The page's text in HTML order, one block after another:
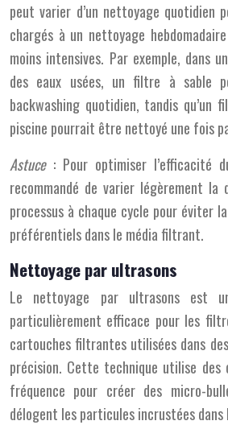
peut varier d’un nettoyage quotidien
chargés à un nettoyage
moins intensives. Par exemple, dans
des eaux usées, un filtre à sable
backwashing quotidien, tandis qu’un
piscine pourrait être nettoyé une fois
Astuce : Pour optimiser l’efficacité
recommandé de varier légèrement la
processus à chaque cycle pour éviter
préférentiels dans le média filtrant.
Nettoyage par ultrasons
Le nettoyage par ultrasons est
particulièrement efficace pour les
cartouches filtrantes utilisées dans
précision. Cette technique utilise des
fréquence pour créer des micro-
délogent les particules incrustées